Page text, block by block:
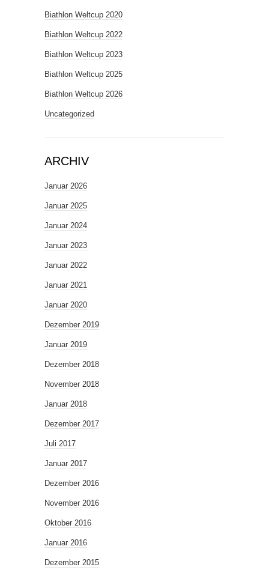
Biathlon Weltcup 2020
Biathlon Weltcup 2022
Biathlon Weltcup 2023
Biathlon Weltcup 2025
Biathlon Weltcup 2026
Uncategorized
ARCHIV
Januar 2026
Januar 2025
Januar 2024
Januar 2023
Januar 2022
Januar 2021
Januar 2020
Dezember 2019
Januar 2019
Dezember 2018
November 2018
Januar 2018
Dezember 2017
Juli 2017
Januar 2017
Dezember 2016
November 2016
Oktober 2016
Januar 2016
Dezember 2015